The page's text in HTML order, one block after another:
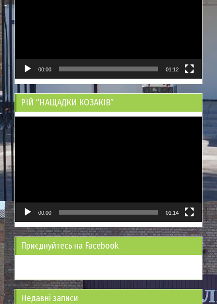
00:00 01:12
РІЙ “НАЩАДКИ КОЗАКІВ”
00:00 01:14
Приєднуйтесь на Facebook
Недавні записи